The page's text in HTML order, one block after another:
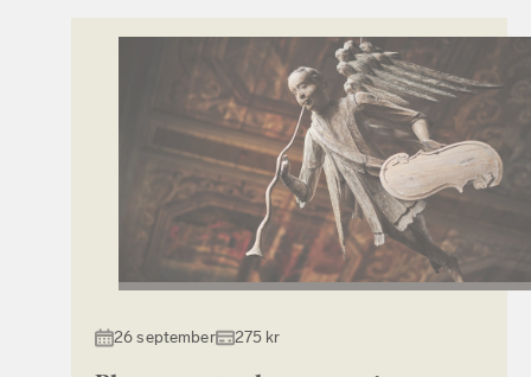
26 september 275 kr